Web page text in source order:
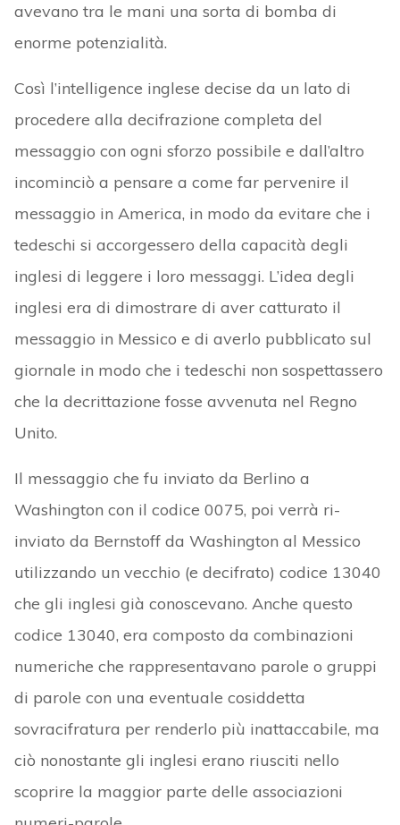
avevano tra le mani una sorta di bomba di
enorme potenzialità.
Così l’intelligence inglese decise da un lato di
procedere alla decifrazione completa del
messaggio con ogni sforzo possibile e dall’altro
incominciò a pensare a come far pervenire il
messaggio in America, in modo da evitare che i
tedeschi si accorgessero della capacità degli
inglesi di leggere i loro messaggi. L’idea degli
inglesi era di dimostrare di aver catturato il
messaggio in Messico e di averlo pubblicato sul
giornale in modo che i tedeschi non sospettassero
che la decrittazione fosse avvenuta nel Regno
Unito.
Il messaggio che fu inviato da Berlino a
Washington con il codice 0075, poi verrà ri-
inviato da Bernstoff da Washington al Messico
utilizzando un vecchio (e decifrato) codice 13040
che gli inglesi già conoscevano. Anche questo
codice 13040, era composto da combinazioni
numeriche che rappresentavano parole o gruppi
di parole con una eventuale cosiddetta
sovracifratura per renderlo più inattaccabile, ma
ciò nonostante gli inglesi erano riusciti nello
scoprire la maggior parte delle associazioni